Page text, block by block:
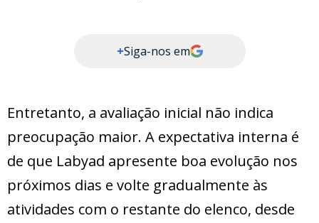
+Siga-nos em
Entretanto, a avaliação inicial não indica
preocupação maior. A expectativa interna é
de que Labyad apresente boa evolução nos
próximos dias e volte gradualmente às
atividades com o restante do elenco, desde